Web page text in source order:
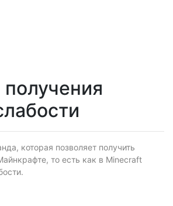
которая позволяет получить
то есть как в Minecraft